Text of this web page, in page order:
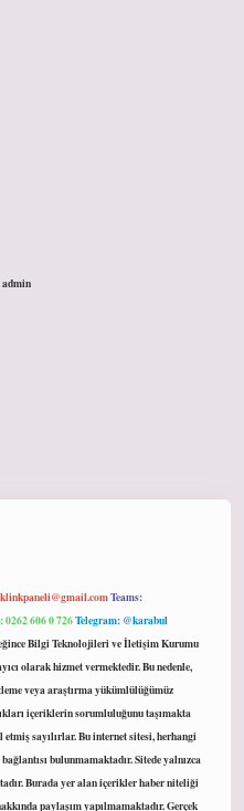
admin
Teams:
0262 606 0 726Telegram: @karabul
Bilgi Teknolojileri ve İletişim Kurumu
olarak hizmet vermektedir. Bu nedenle,
veya araştırma yükümlülüğümüz
içeriklerin sorumluluğunu taşımakta
sayılırlar. Bu internet sitesi, herhangi
bulunmamaktadır. Sitede yalnızca
Burada yer alan içerikler haber niteliği
paylaşım yapılmamaktadır. Gerçek